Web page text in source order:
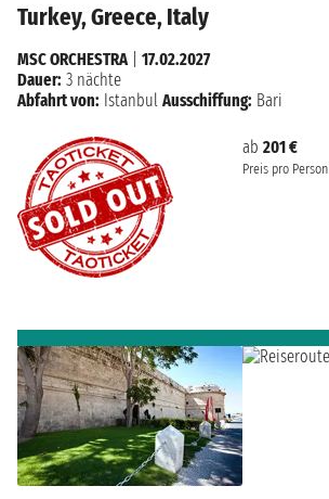
Turkey, Greece, Italy
ab 201 €
Preis pro Person
MSC ORCHESTRA
17.02.2027
Dauer: 3 nächte
Abfahrt von: Istanbul Ausschiffung: Bari